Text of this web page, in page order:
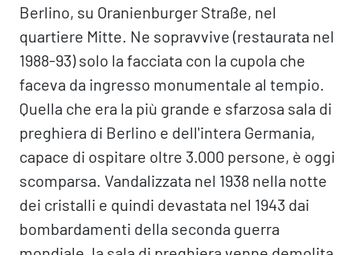
Berlino, su Oranienburger Straße, nel
quartiere Mitte. Ne sopravvive (restaurata nel
1988-93) solo la facciata con la cupola che
faceva da ingresso monumentale al tempio.
Quella che era la più grande e sfarzosa sala di
preghiera di Berlino e dell'intera Germania,
capace di ospitare oltre 3.000 persone, è oggi
scomparsa. Vandalizzata nel 1938 nella notte
dei cristalli e quindi devastata nel 1943 dai
bombardamenti della seconda guerra